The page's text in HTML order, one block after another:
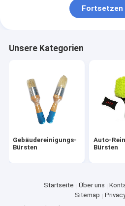
Fortsetzen
Unsere Kategorien
Gebäudereinigungs-
Bürsten
Auto-
Bürsten
Startseite Über uns
Sitemap